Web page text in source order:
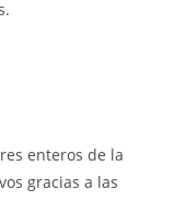
enteros de la
gracias a las